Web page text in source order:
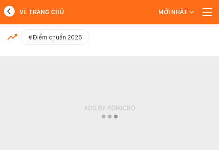
MỚI NHẤT
VỀ TRANG CHỦ MỚI NHẤT
#Điểm chuẩn 2026